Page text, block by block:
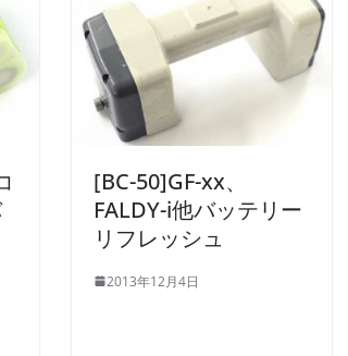
[BC-50]GF-xx、
FALDY-i他バッテリー
リフレッシュ
2013年12月4日